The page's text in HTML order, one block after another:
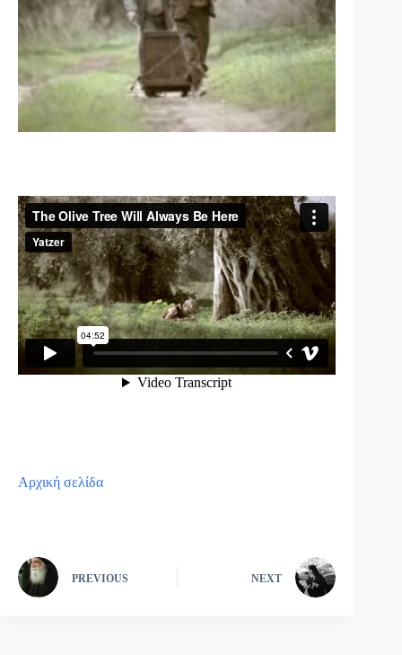
Αρχική σελίδα
PREVIOUS NEXT